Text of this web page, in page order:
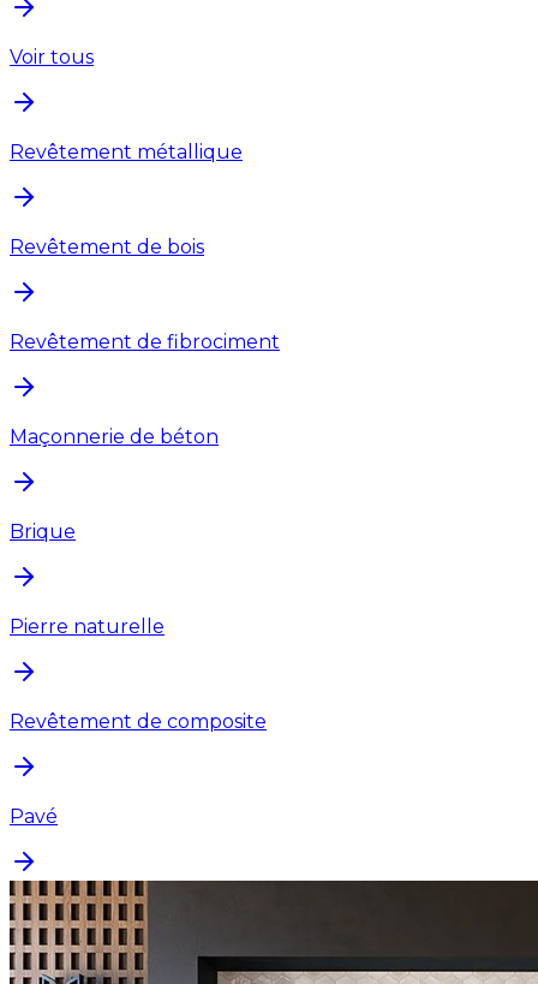
Voir tous
Revêtement métallique
Revêtement de bois
Revêtement de fibrociment
Maçonnerie de béton
Brique
Pierre naturelle
Revêtement de composite
Pavé